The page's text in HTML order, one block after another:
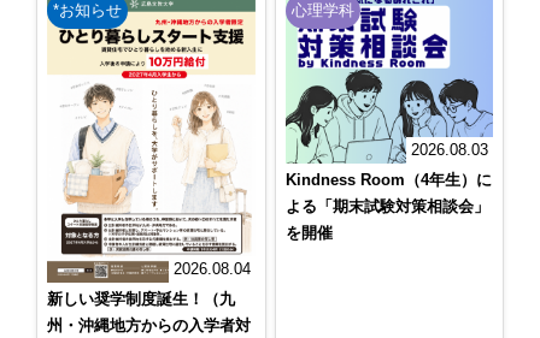
*お知らせ
2026.08.04
新しい奨学制度誕生！（九
州・沖縄地方からの入学者対
心理学科
2026.08.03
Kindness Room（4年生）に
よる「期末試験対策相談会」
を開催